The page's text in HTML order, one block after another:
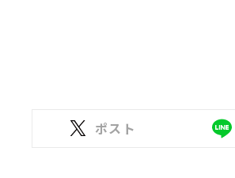
ポスト